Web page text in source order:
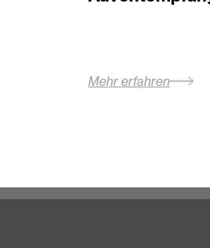
Mehr erfahren